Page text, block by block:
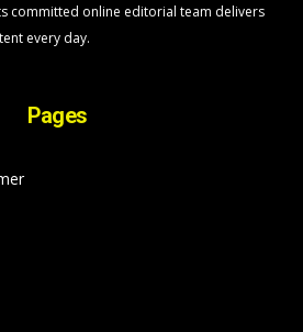
committed online editorial team delivers
every day.
Pages